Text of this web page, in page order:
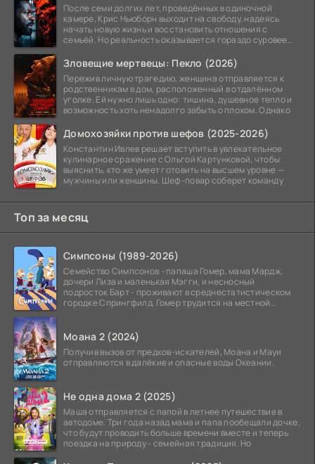
После семи долгих лет, проведённых в одиночной
камере, Крис Ньюборн выходит на свободу, надеясь
начать новую жизнь и восстановить отношения с
семьёй. Но реальность оказывается гораздо суровее
Зловещие мертвецы: Пекло (2026)
Пережив личную трагедию, женщина отправляется к
родственникам в дом, расположенный в отдалённом
уголке. Ей нужно лишь одно: тишина, душевное тепло и
возможность хоть ненадолго забыть о плохом. Однако
Домохозяйки против шефов (2025-2026)
Константин Ивлев решает вступить в увлекательное
кулинарное сражение с Ольгой Картунковой, чтобы
выяснить, кто же умеет готовить на высшем уровне —
мужчины или женщины. Шеф-повар соберет команду
Топ за месяц
Симпсоны (1989-2026)
Семейство Симпсонов - папаша Гомер, мама Мардж,
дочери Лиза и маленькая Мэгги, и несносный
подросток Барт - проживают в среднестатистическом
городке Спрингфилд. Гомер трудится на местной
Моана 2 (2024)
Получив вызов от предков-искателей, Моана и Мауи
отправляются в далёкие и опасные воды Океании.
Не одна дома 2 (2025)
Маша отправляется с папой в летнее путешествие в
автодоме. Три года назад мама и папа пообещали дочке,
что будут проводить больше времени вместе и теперь
поездка на природу - семейная традиция. Но